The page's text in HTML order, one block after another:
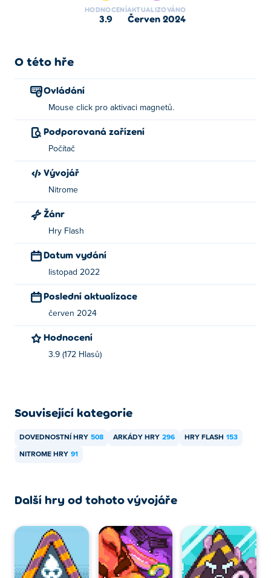
HODNOCENÍ
3.9
AKTUALIZOVÁNO
červen 2024
O této hře
Ovládání
Mouse click pro aktivaci magnetů.
Podporovaná zařízení
Počítač
Vývojář
Nitrome
Žánr
Hry Flash
Datum vydání
listopad 2022
Poslední aktualizace
červen 2024
Hodnocení
3.9 (172 Hlasů)
Související kategorie
DOVEDNOSTNÍ HRY 508 ARKÁDY HRY 296 HRY FLASH 153
NITROME HRY 91
Další hry od tohoto vývojáře